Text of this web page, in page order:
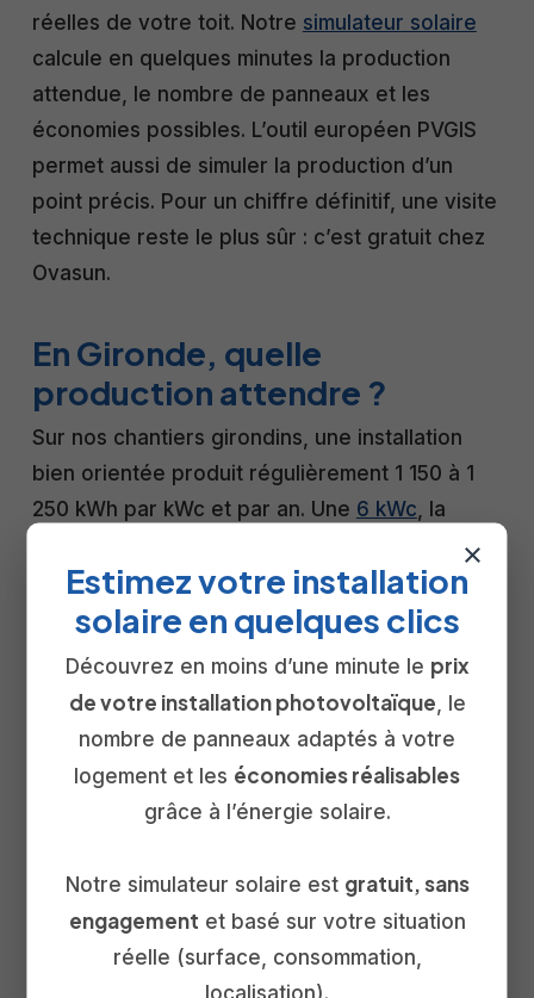
réelles de votre toit. Notre simulateur solaire
calcule en quelques minutes la production
attendue, le nombre de panneaux et les
économies possibles. L’outil européen PVGIS
permet aussi de simuler la production d’un
point précis. Pour un chiffre définitif, une visite
technique reste le plus sûr : c’est gratuit chez
Ovasun.
En Gironde, quelle
production attendre ?
Sur nos chantiers girondins, une installation
bien orientée produit régulièrement 1 150 à 1
250 kWh par kWc et par an. Une 6 kWc, la
puissance la plus posée sur une maison de la
métropole bordelaise, dépasse ainsi souvent 7
000 kWh par an, de quoi couvrir une large part
de la consommation d’un foyer. En tant
installateur en Gironde
, nous calons chaque
dimensionnement sur la production réelle de
votre toiture, pas sur une moyenne nationale.
production d’un panneau
solaire
Combien produit un panneau solaire de 500 W par jour
×
Estimez votre installation
solaire en quelques clics
Découvrez en moins d’une minute le prix
de votre installation photovoltaïque, le
nombre de panneaux adaptés à votre
logement et les économies réalisables
grâce à l’énergie solaire.
Notre simulateur solaire est gratuit, sans
engagement et basé sur votre situation
réelle (surface, consommation,